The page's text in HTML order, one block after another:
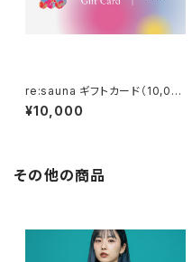
re:sauna ギフトカード（10,00
0円分）
¥10,000
その他の商品